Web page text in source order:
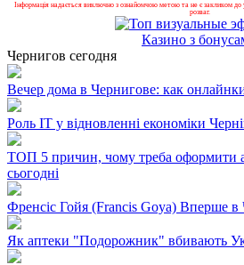
Інформація надається виключно з ознайомчою метою та не є закликом до
розваг.
Казино з
Чернигов сегодня
Вечер дома в Чернигове: как
Роль ІТ у відновленні економіки
ТОП 5 причин, чому треба оформити
сьогодні
Френсіс Гойя (Francis Goya) Вперше в
Як аптеки "Подорожник" вбивають